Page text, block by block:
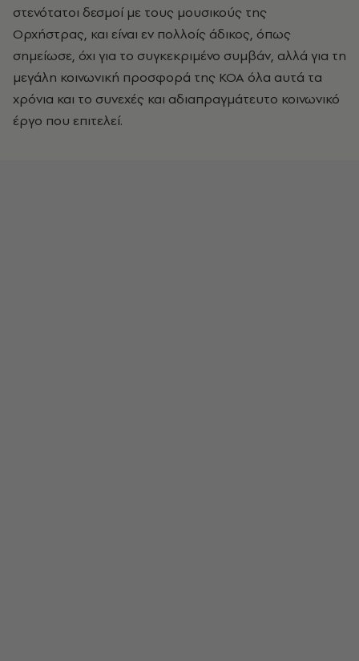
στενότατοι δεσμοί με τους μουσικούς της
Ορχήστρας, και είναι εν πολλοίς άδικος, όπως
σημείωσε, όχι για το συγκεκριμένο συμβάν, αλλά για τη
μεγάλη κοινωνική προσφορά της ΚΟΑ όλα αυτά τα
χρόνια και το συνεχές και αδιαπραγμάτευτο κοινωνικό
έργο που επιτελεί.